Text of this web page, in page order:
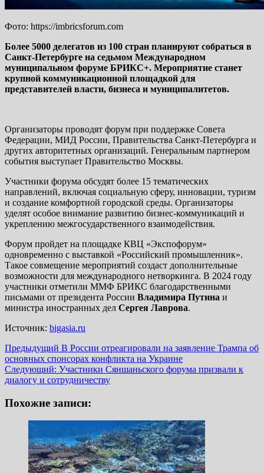
Фото: https://imbricsforum.com
Более 5000 делегатов из 100 стран планируют собраться в
Санкт-Петербурге на седьмом Международном
муниципальном форуме БРИКС+. Мероприятие станет
крупной коммуникационной площадкой для
представителей власти, бизнеса и муниципалитетов.
Организаторы проводят форум при поддержке Совета
Федерации, МИД России, Правительства Санкт-Петербурга и
других авторитетных организаций. Генеральным партнером
события выступает Правительство Москвы.
Участники форума обсудят более 15 тематических
направлений, включая социальную сферу, инновации, туризм
и создание комфортной городской среды. Организаторы
уделят особое внимание развитию бизнес-коммуникаций и
укреплению межгосударственного взаимодействия.
Форум пройдет на площадке КВЦ «Экспофорум»
одновременно с выставкой «Российский промышленник».
Такое совмещение мероприятий создаст дополнительные
возможности для международного нетворкинга. В 2024 году
участники отметили ММФ БРИКС благодарственными
письмами от президента России Владимира Путина и
министра иностранных дел Сергея Лаврова.
Источник: bigasia.ru
Навигация
записи
Предыдущий В России отреагировали на заявление Трампа об
основных спонсорах конфликта на Украине
Следующий: Участники Сяншаньского форума призвали к
диалогу и сотрудничеству
Похожие записи: